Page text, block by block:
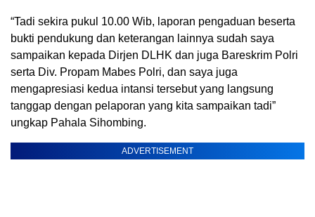
“Tadi sekira pukul 10.00 Wib, laporan pengaduan beserta
bukti pendukung dan keterangan lainnya sudah saya
sampaikan kepada Dirjen DLHK dan juga Bareskrim Polri
serta Div. Propam Mabes Polri, dan saya juga
mengapresiasi kedua intansi tersebut yang langsung
tanggap dengan pelaporan yang kita sampaikan tadi”
ungkap Pahala Sihombing.
ADVERTISEMENT